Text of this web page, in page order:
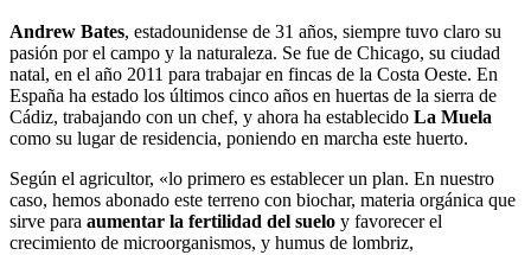
Andrew Bates, estadounidense de 31 años, siempre tuvo claro su
pasión por el campo y la naturaleza. Se fue de Chicago, su ciudad
natal, en el año 2011 para trabajar en fincas de la Costa Oeste. En
España ha estado los últimos cinco años en huertas de la sierra de
Cádiz, trabajando con un chef, y ahora ha establecido La Muela
como su lugar de residencia, poniendo en marcha este huerto.
Según el agricultor, «lo primero es establecer un plan. En nuestro
caso, hemos abonado este terreno con biochar, materia orgánica que
sirve para aumentar la fertilidad del suelo y favorecer el
crecimiento de microorganismos, y humus de lombriz,